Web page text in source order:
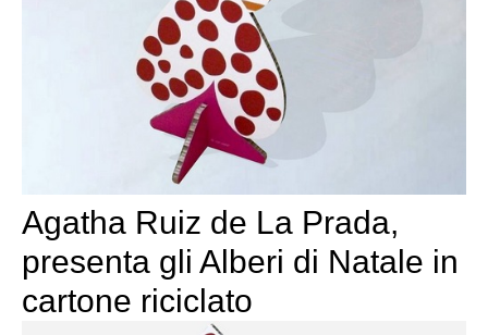
Agatha Ruiz de La Prada,
presenta gli Alberi di Natale in
cartone riciclato